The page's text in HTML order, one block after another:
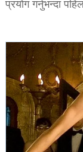
प्रयोग गर्नुभन्दा